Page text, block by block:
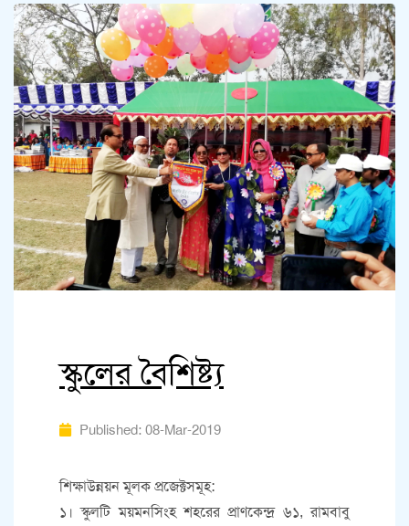
স্কুলের বৈশিষ্ট্য
Published: 08-Mar-2019
শিক্ষাউন্নয়ন মূলক প্রজেক্টসমূহ:
১। স্কুলটি ময়মনসিংহ শহরের প্রাণকেন্দ্র ৬১, রামবাবু